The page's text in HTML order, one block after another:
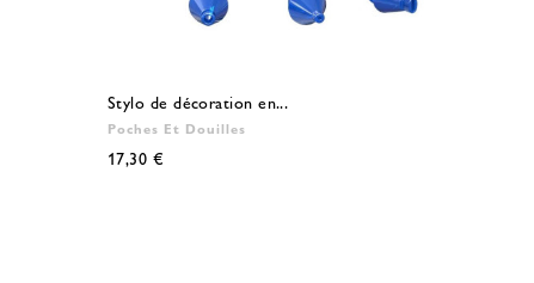
Stylo de décoration en...
Poches Et Douilles
17,30 €